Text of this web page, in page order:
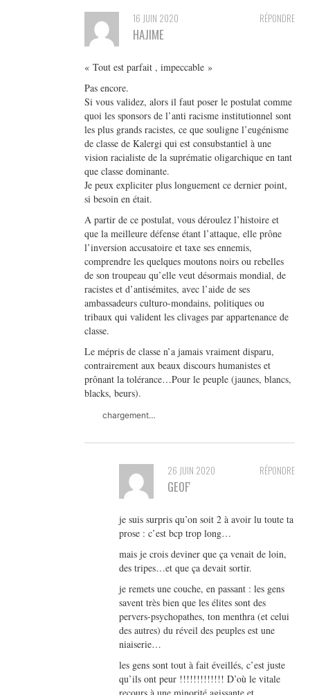
RÉPONDRE
16 JUIN 2020
HAJIME
« Tout est parfait , impeccable »
Pas encore.
Si vous validez, alors il faut poser le postulat comme
quoi les sponsors de l’anti racisme institutionnel sont
les plus grands racistes, ce que souligne l’eugénisme
de classe de Kalergi qui est consubstantiel à une
vision racialiste de la suprématie oligarchique en tant
que classe dominante.
Je peux expliciter plus longuement ce dernier point,
si besoin en était.
A partir de ce postulat, vous déroulez l’histoire et
que la meilleure défense étant l’attaque, elle prône
l’inversion accusatoire et taxe ses ennemis,
comprendre les quelques moutons noirs ou rebelles
de son troupeau qu’elle veut désormais mondial, de
racistes et d’antisémites, avec l’aide de ses
ambassadeurs culturo-mondains, politiques ou
tribaux qui valident les clivages par appartenance de
classe.
Le mépris de classe n’a jamais vraiment disparu,
contrairement aux beaux discours humanistes et
prônant la tolérance…Pour le peuple (jaunes, blancs,
blacks, beurs).
chargement…
RÉPONDRE
26 JUIN 2020
GEOF'
je suis surpris qu’on soit 2 à avoir lu toute ta
prose : c’est bcp trop long…
mais je crois deviner que ça venait de loin,
des tripes…et que ça devait sortir.
je remets une couche, en passant : les gens
savent très bien que les élites sont des
pervers-psychopathes, ton menthra (et celui
des autres) du réveil des peuples est une
niaiserie…
les gens sont tout à fait éveillés, c’est juste
qu’ils ont peur !!!!!!!!!!!!! D’où le vitale